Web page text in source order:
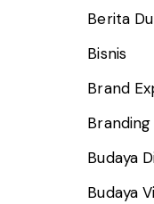
Berita
Bisnis
Brand
Branding
Budaya
Budaya